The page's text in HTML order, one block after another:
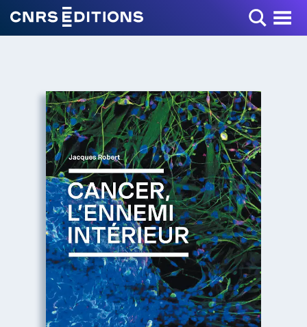
Toggle Menu
+